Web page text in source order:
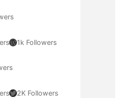
WordPress 1k Followers
Twitter 2K Followers